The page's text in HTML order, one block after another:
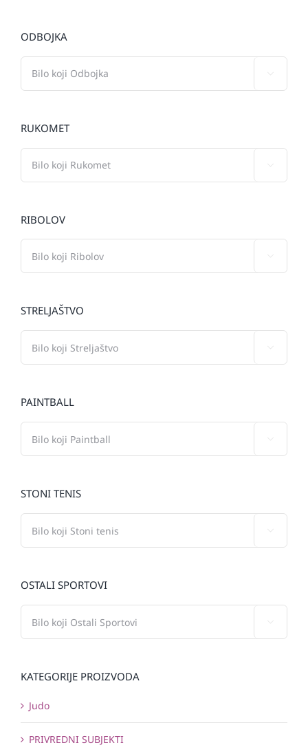
ODBOJKA
RUKOMET
RIBOLOV
STRELJAŠTVO
PAINTBALL
STONI TENIS
OSTALI SPORTOVI
KATEGORIJE PROIZVODA
Judo
PRIVREDNI SUBJEKTI